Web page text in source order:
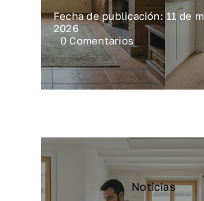
Fecha de publicación: 11 de
2026
0 Comentarioson
Reformas
para
vender
vivienda
mejor
Noticias